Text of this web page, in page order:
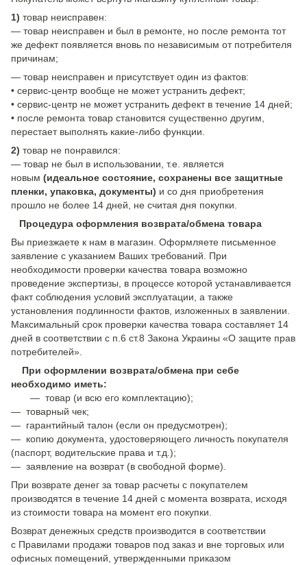
1) товар неисправен:
— товар неисправен и был в ремонте, но после ремонта тот
же дефект появляется вновь по независимым от потребителя
причинам;
— товар неисправен и присутствует один из фактов:
• сервис-центр вообще не может устранить дефект;
• сервис-центр не может устранить дефект в течение 14 дней;
• после ремонта товар становится существенно другим,
перестает выполнять какие-либо функции.
2) товар не понравился:
— товар не был в использовании, т.е. является
новым (идеальное состояние, сохранены все защитные
пленки, упаковка, документы) и со дня приобретения
прошло не более 14 дней, не считая дня покупки.
Процедура оформления возврата/обмена товара
Вы приезжаете к нам в магазин. Оформляете письменное
заявление с указанием Ваших требований. При
необходимости проверки качества товара возможно
проведение экспертизы, в процессе которой устанавливается
факт соблюдения условий эксплуатации, а также
установления подлинности фактов, изложенных в заявлении.
Максимальный срок проверки качества товара составляет 14
дней в соответствии с п.6 ст.8 Закона Украины «О защите прав
потребителей».
При оформлении возврата/обмена при себе
необходимо иметь:
— товар (и всю его комплектацию);
— товарный чек;
— гарантийный талон (если он предусмотрен);
— копию документа, удостоверяющего личность покупателя
(паспорт, водительские права и т.д.);
— заявление на возврат (в свободной форме).
При возврате денег за товар расчеты с покупателем
производятся в течение 14 дней с момента возврата, исходя
из стоимости товара на момент его покупки.
Возврат денежных средств производится в соответствии
с Правилами продажи товаров под заказ и вне торговых или
офисных помещений, утвержденными приказом